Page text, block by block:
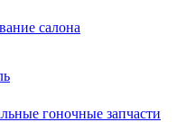
салона
гоночные запчасти